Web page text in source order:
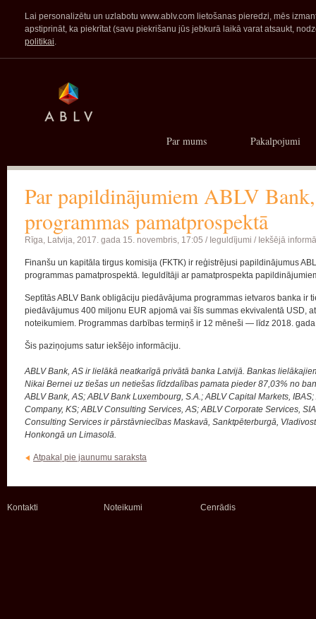
Lai personalizētu un uzlabotu www.ablv.com lietošanas pieredzi, mēs
apstiprināt, ka piekrītat (savu piekrišanu jūs jebkurā laikā varat atsaukt,
politikai.
Par mums Pakalpojumi
Par papildinājumiem ABLV
programmas pamatprospektā
Rīga, Latvija, 2017. gada 15. novembris, 17:05 / Ieguldījumi / Iekšējā
Finanšu un kapitāla tirgus komisija (FKTK) ir reģistrējusi papildinājumus
programmas pamatprospektā. Ieguldītāji ar pamatprospekta
Septītās ABLV Bank obligāciju piedāvājuma programmas ietvaros banka ir
piedāvājumus 400 miljonu EUR apjomā vai šīs summas ekvivalentā USD,
noteikumiem. Programmas darbības termiņš ir 12 mēneši — līdz 2018.
Šis paziņojums satur iekšējo informāciju.
ABLV Bank, AS ir lielākā neatkarīgā privātā banka Latvijā. Bankas
Nikai Bernei uz tiešas un netiešas līdzdalības pamata pieder 87,03% no
ABLV Bank, AS; ABLV Bank Luxembourg, S.A.; ABLV Capital Markets,
Company, KS; ABLV Consulting Services, AS; ABLV Corporate Services,
Consulting Services ir pārstāvniecības Maskavā, Sanktpēterburgā,
Honkongā un Limasolā.
Atpakaļ pie jaunumu saraksta
Kontakti Noteikumi Cenrādis